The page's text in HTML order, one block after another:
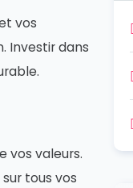
vos
Investir dans
vos valeurs.
tous vos